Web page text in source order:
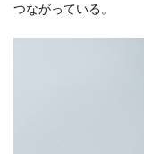
つながっている。